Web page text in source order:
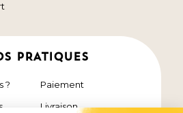
PRATIQUES
?
Paiement
Livraison